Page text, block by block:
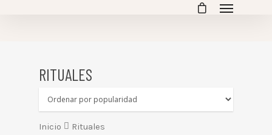
RITUALES
Inicio Rituales